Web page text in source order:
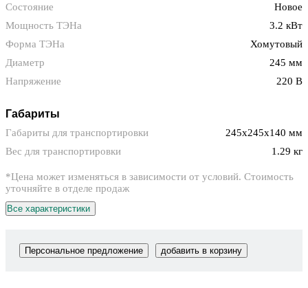
Состояние
Новое
Мощность ТЭНа
3.2 кВт
Форма ТЭНа
Хомутовый
Диаметр
245 мм
Напряжение
220 В
Габариты
Габариты для транспортировки
245x245x140 мм
Вес для транспортировки
1.29 кг
*Цена может изменяться в зависимости от условий. Стоимость
уточняйте в отделе продаж
Все характеристики
Персональное предложение добавить в корзину